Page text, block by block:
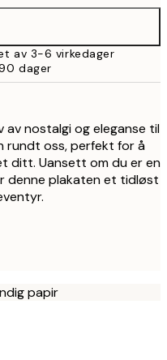
av 3-6 virkedager
dager
av nostalgi og eleganse til
rundt oss, perfekt for å
ditt. Uansett om du er en
denne plakaten et tidløst
papir